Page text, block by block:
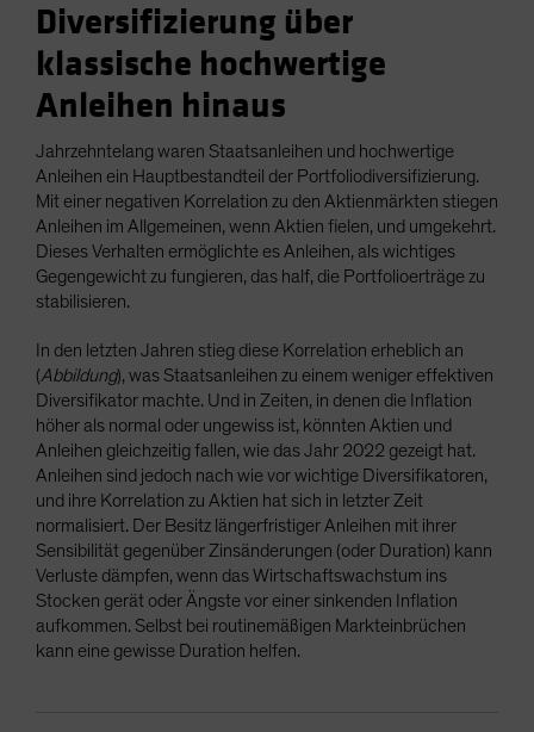
Diversifizierung über
klassische hochwertige
Anleihen hinaus
Jahrzehntelang waren Staatsanleihen und hochwertige
Anleihen ein Hauptbestandteil der Portfoliodiversifizierung.
Mit einer negativen Korrelation zu den Aktienmärkten stiegen
Anleihen im Allgemeinen, wenn Aktien fielen, und umgekehrt.
Dieses Verhalten ermöglichte es Anleihen, als wichtiges
Gegengewicht zu fungieren, das half, die Portfolioerträge zu
stabilisieren.
In den letzten Jahren stieg diese Korrelation erheblich an
(Abbildung), was Staatsanleihen zu einem weniger effektiven
Diversifikator machte. Und in Zeiten, in denen die Inflation
höher als normal oder ungewiss ist, könnten Aktien und
Anleihen gleichzeitig fallen, wie das Jahr 2022 gezeigt hat.
Anleihen sind jedoch nach wie vor wichtige Diversifikatoren,
und ihre Korrelation zu Aktien hat sich in letzter Zeit
normalisiert. Der Besitz längerfristiger Anleihen mit ihrer
Sensibilität gegenüber Zinsänderungen (oder Duration) kann
Verluste dämpfen, wenn das Wirtschaftswachstum ins
Stocken gerät oder Ängste vor einer sinkenden Inflation
aufkommen. Selbst bei routinemäßigen Markteinbrüchen
kann eine gewisse Duration helfen.